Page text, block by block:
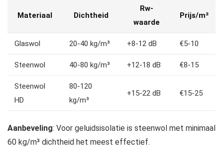
Materiaal Dichtheid
Rw-
waarde
Prijs/m²
Glaswol 20-40 kg/m³ +8-12 dB €5-10
Steenwol 40-80 kg/m³ +12-18 dB €8-15
Steenwol
HD
80-120
kg/m³
+15-22 dB €15-25
Aanbeveling: Voor geluidsisolatie is steenwol met minimaal
60 kg/m³ dichtheid het meest effectief.